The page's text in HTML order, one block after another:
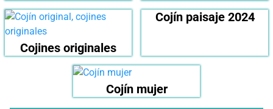
Cojines originales
Cojín paisaje 2024
Cojín mujer